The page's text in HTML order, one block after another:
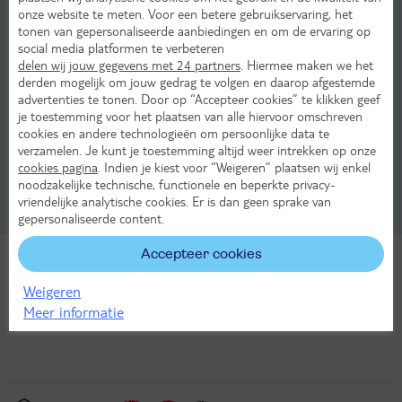
Praktische informatie over Arles
Winkelen in Arles
Stranden in Arles
Transport en verhuur in Arles
Uitgaan en activiteiten in Arles
Wetenswaardigheden in Arles
Bekijk ons aanbod
onze website te meten. Voor een betere gebruikservaring, het
tonen van gepersonaliseerde aanbiedingen en om de ervaring op
social media platformen te verbeteren
delen wij jouw gegevens met 24 partners . Hiermee maken we het
derden mogelijk om jouw gedrag te volgen en daarop afgestemde
advertenties te tonen. Door op “Accepteer cookies” te klikken geef
je toestemming voor het plaatsen van alle hiervoor omschreven
cookies en andere technologieën om persoonlijke data te
verzamelen. Je kunt je toestemming altijd weer intrekken op onze
cookies pagina . Indien je kiest voor “Weigeren” plaatsen wij enkel
noodzakelijke technische, functionele en beperkte privacy-
vriendelijke analytische cookies. Er is dan geen sprake van
gepersonaliseerde content.
Accepteer cookies
Weigeren
Meer informatie